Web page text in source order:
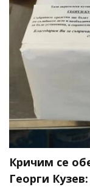
Кричим се
Георги